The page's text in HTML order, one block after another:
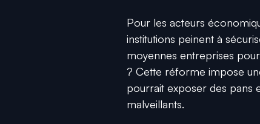
Pour les acteurs
institutions peinent à
moyennes entreprises
? Cette réforme impose
pourrait exposer des pans
malveillants.